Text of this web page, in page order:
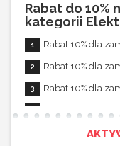
Rabat do 10%
kategorii
Rabat 10% dla
Rabat 10% dla
Rabat 10% dla
Rabat 10% dla